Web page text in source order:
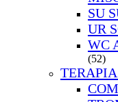
SU
UR
WC
(52)